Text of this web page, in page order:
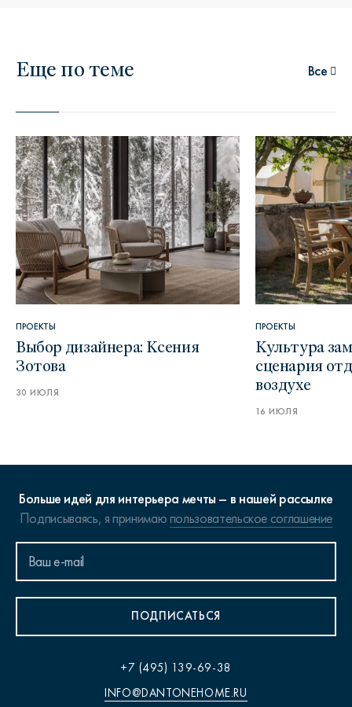
Еще по теме Все
ПРОЕКТЫ
Выбор дизайнера: Ксения
Зотова
30 ИЮЛЯ
ПРОЕКТЫ
Культура
сценария
воздухе
16 ИЮЛЯ
Больше идей для интерьера мечты – в нашей рассылке
Подписываясь, я принимаюпользовательское соглашение
ПОДПИСАТЬСЯ
+7 (495) 139-69-38
INFO@DANTONEHOME.RU